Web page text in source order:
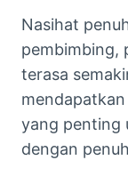
Nasihat
pembimbing,
terasa
yang penting
dengan